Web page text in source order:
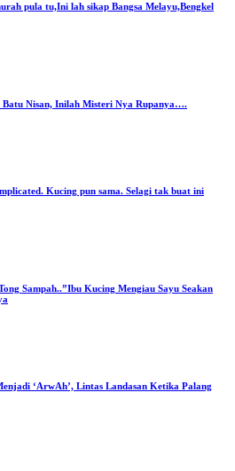
pula tu,Ini lah sikap Bangsa Melayu,Bengkel
Nisan, Inilah Misteri Nya Rupanya….
Kucing pun sama. Selagi tak buat ini
Sampah..”Ibu Kucing Mengiau Sayu Seakan
‘ArwAh’, Lintas Landasan Ketika Palang